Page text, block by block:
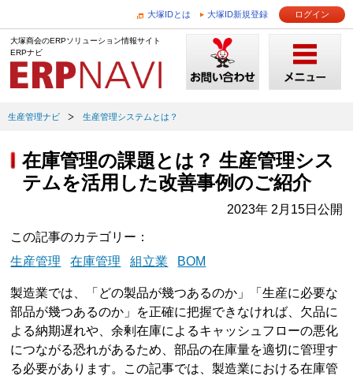
大塚IDとは 大塚ID新規登録 ログイン
大塚商会のERPソリューション情報サイト
ERPナビ
生産管理ナビ 生産管理システムとは？
在庫管理の課題とは？ 生産管理シス
テムを活用した改善事例のご紹介
2023年 2月15日公開
この記事のカテゴリー
生産管理
在庫管理 組立業 BOM
製造業では、「どの製品が幾つあるのか」「生産に必要な
部品が幾つあるのか」を正確に把握できなければ、欠品に
よる納期遅れや、余剰在庫によるキャッシュフローの悪化
につながる恐れがあるため、部品の在庫量を適切に管理す
る必要があります。この記事では、製造業における在庫管